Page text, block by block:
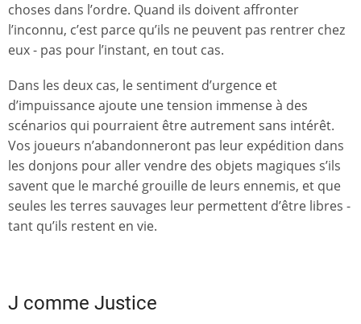
choses dans l’ordre. Quand ils doivent affronter
l’inconnu, c’est parce qu’ils ne peuvent pas rentrer chez
eux - pas pour l’instant, en tout cas.
Dans les deux cas, le sentiment d’urgence et
d’impuissance ajoute une tension immense à des
scénarios qui pourraient être autrement sans intérêt.
Vos joueurs n’abandonneront pas leur expédition dans
les donjons pour aller vendre des objets magiques s’ils
savent que le marché grouille de leurs ennemis, et que
seules les terres sauvages leur permettent d’être libres -
tant qu’ils restent en vie.
J comme Justice